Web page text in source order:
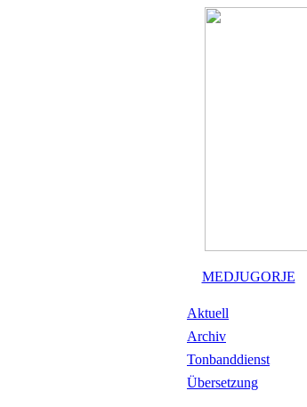
MEDJUGORJE
Aktuell
Archiv
Tonbanddienst
Übersetzung